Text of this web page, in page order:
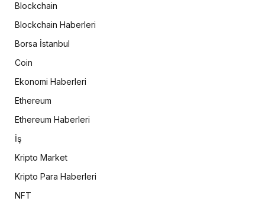
Blockchain
Blockchain Haberleri
Borsa İstanbul
Coin
Ekonomi Haberleri
Ethereum
Ethereum Haberleri
İş
Kripto Market
Kripto Para Haberleri
NFT